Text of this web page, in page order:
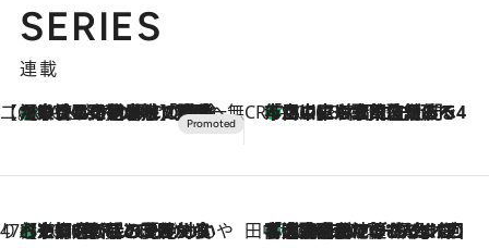
SERIES
連載
【CREA×星野リゾート】唯一無二。癒しと発見が待つ場所へ
2026.8.7
【トンボの足水浴】ヒノキの香りに包まれて涼感マックス！約13℃の湧水かけ流しを避暑地「星野温泉 トンボの湯」で体験 CREA'S CHOICE
2026.8.7
「立川にも歌舞伎があるんだよ」 片岡仁左衛門・市川中車ら豪華座組みで4年目の立川立飛歌舞伎へ
47都道府県の手みやげ ひんやりスイーツで夏を満喫
2026.8.7
【京都府】この夏絶対食べたい 冷やしておいしいおやつ3選 ひと口目から心を掴む新緑のテリーヌ 田中稲の勝手に再ブーム
2026.8.7
「湘南乃風に憧れて」観客大盛上がりの“タオル回し”に、ラッパー顔負けの高速歌唱まで…さだまさし（74）のアグレッシブすぎる現在地